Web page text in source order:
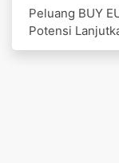
Peluang BUY
Potensi